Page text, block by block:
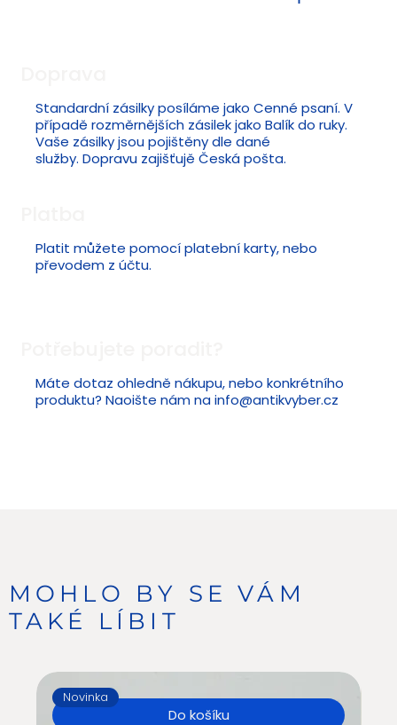
Standardní zásilky posíláme jako Cenné psaní. V
případě rozměrnějších zásilek jako Balík do ruky.
Vaše zásilky jsou pojištěny dle dané
služby. Dopravu zajišťujě Česká pošta.
Platit můžete pomocí platební karty, nebo
převodem z účtu.
Máte dotaz ohledně nákupu, nebo konkrétního
produktu? Naoište nám nainfo@antikvyber.cz
Do košíku
Novinka
MOHLO BY SE VÁM
TAKÉ LÍBIT